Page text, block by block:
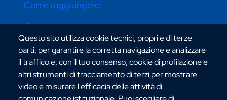
Questo sito utilizza cookie tecnici, propri e di terze
parti, per garantire la corretta navigazione e analizzare
il traffico e, con il tuo consenso, cookie di profilazione e
altri strumenti di tracciamento di terzi per mostrare
video e misurare l'efficacia delle attività di
CONTATTI ATENEO
Come raggiungerci
Online store